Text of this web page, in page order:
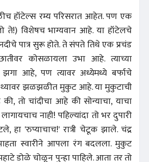
हॉटेल्स रम्य परिसरात आहेत. पण एक
ते!) विशेषच भाग्यवान आहे. या हॉटेलचे
पात्र सुरू होते. ते संपते तिथे एक प्रचंड
कोसळायला उभा आहे. त्याच्या
झगा आहे, पण त्यावर अध्येमध्ये बर्फाचे
झळझळीत मुकुट आहे. या मुकुटाची
तो चांदीचा आहे की सोन्याचा, याचा
नाही! पहिल्यांदा तो भर दुपारी
हा 'रुप्याचाच!' रात्री चेटूक झाले. चंद्र
स्वारीने आपला रंग बदलला. मुकुट
डोळे चोळून पुन्हा पाहिले. आता तर तो